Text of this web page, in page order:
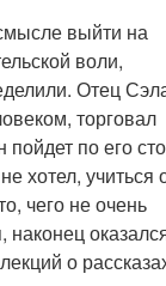
выйти на
воли,
Отец
торговал
по его
хотел, учиться
чего не очень
о